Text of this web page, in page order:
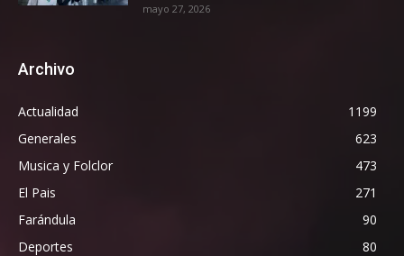
mayo 27, 2026
Archivo
Actualidad
1199
Generales
623
Musica y Folclor
473
El Pais
271
Farándula
90
Deportes
80